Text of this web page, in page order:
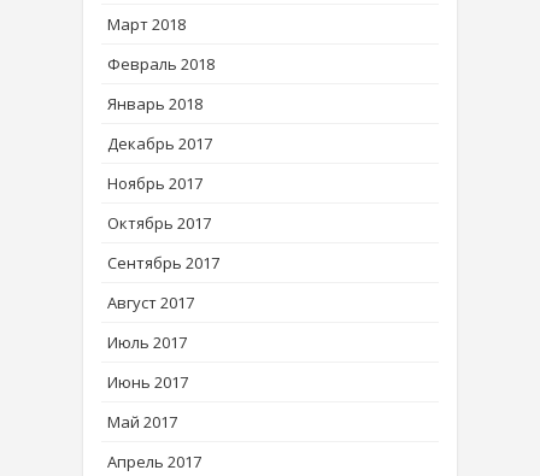
Март 2018
Февраль 2018
Январь 2018
Декабрь 2017
Ноябрь 2017
Октябрь 2017
Сентябрь 2017
Август 2017
Июль 2017
Июнь 2017
Май 2017
Апрель 2017